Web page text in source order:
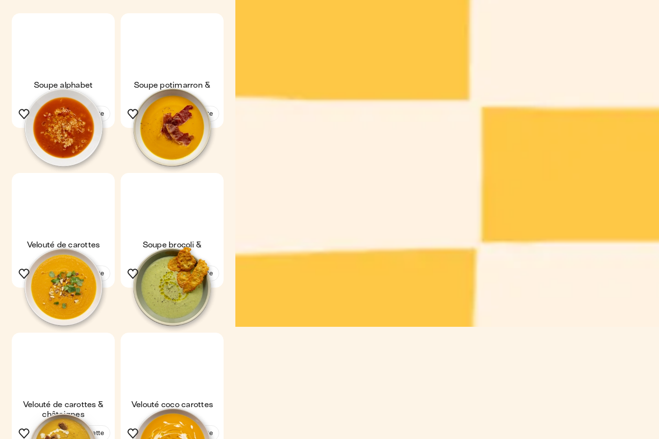
Soupe alphabet
Voir la recette
Soupe potimarron &
jambon
Voir la recette
Velouté de carottes
Voir la recette
Soupe brocoli &
parmesan
Voir la recette
Velouté de carottes &
châtaignes
Voir la recette
Velouté coco carottes
Voir la recette